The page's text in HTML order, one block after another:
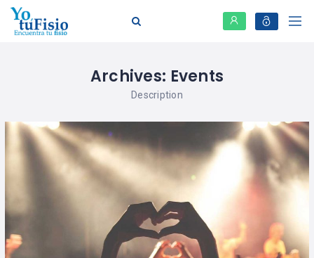
Archives: Events
Description